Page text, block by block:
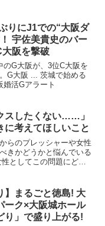
りにJ1での“大阪ダ
宇佐美貴史のバー
大阪を撃破
G大阪が、3位C大阪を
G大阪 ... 茨城で始める
婚活Gアラート
スしたくない……」
に考えてほしいこと
らのプレッシャーや女性
きかどうかと悩んでいる
としてこの問題にどう
】まるごと徳島! 大
ーク×大阪城ホール
り」で盛り上がる!